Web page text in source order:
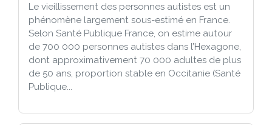
Le vieillissement des personnes autistes est un
phénomène largement sous-estimé en France.
Selon Santé Publique France, on estime autour
de 700 000 personnes autistes dans l’Hexagone,
dont approximativement 70 000 adultes de plus
de 50 ans, proportion stable en Occitanie (Santé
Publique...